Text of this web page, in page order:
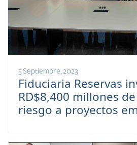
5 Septiembre, 2023
Fiduciaria Reservas
RD$8,400 millones
riesgo a proyectos